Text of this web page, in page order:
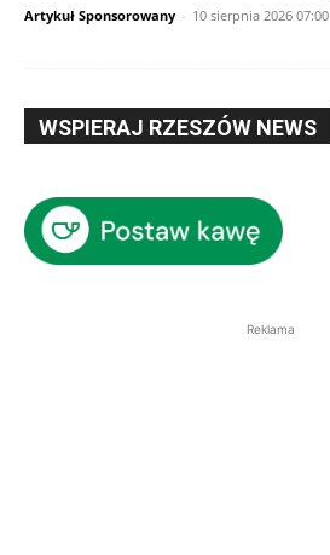
Artykuł Sponsorowany - 10 sierpnia 2026 07:00
WSPIERAJ RZESZÓW NEWS
Reklama